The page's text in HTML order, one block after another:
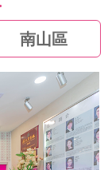
南山區